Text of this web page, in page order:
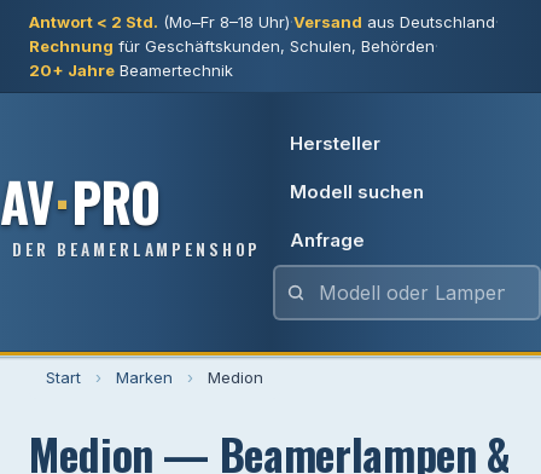
Antwort < 2 Std. (Mo–Fr 8–18 Uhr)·Versand aus Deutschland·
Rechnung für Geschäftskunden, Schulen, Behörden·
20+ Jahre Beamertechnik
AV·PRO
DER BEAMERLAMPENSHOP
Hersteller
Modell suchen
Anfrage
Start › Marken › Medion
Medion — Beamerlampen &